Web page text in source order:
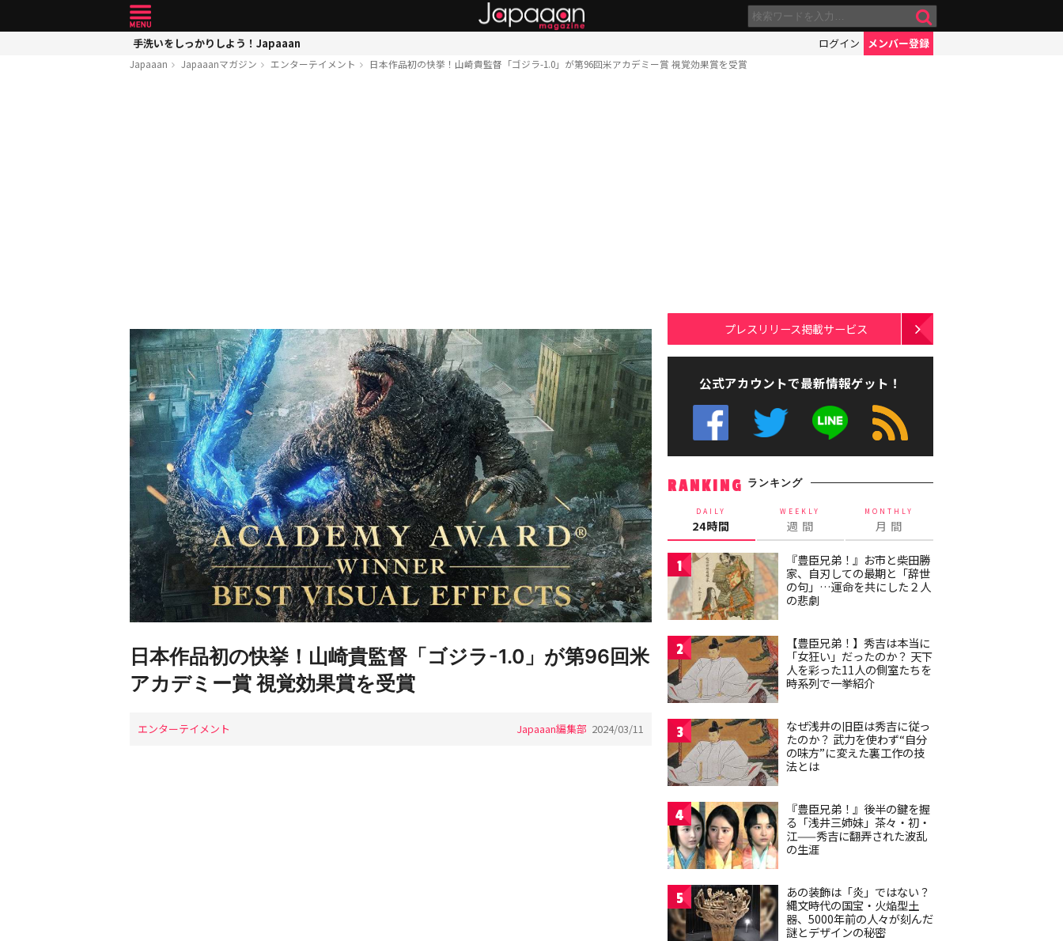
手洗いをしっかりしよう！Japaaan ログイン メンバー登録
Japaaan Japaaanマガジン エンターテイメント 日本作品初の快挙！山崎貴監督「ゴジラ-1.0」が第96回米アカデミー賞 視覚効果賞を受賞
日本作品初の快挙！山崎貴監督「ゴジラ-1.0」が第96回米
アカデミー賞 視覚効果賞を受賞
エンターテイメント Japaaan編集部 2024/03/11
プレスリリース掲載サービス
公式アカウントで最新情報ゲット！
RANKING ランキング
DAILY
24時間
WEEKLY
週 間
MONTHLY
月 間
1
『豊臣兄弟！』お市と柴田勝
家、自刃しての最期と「辞世
の句」…運命を共にした２人
の悲劇
2
【豊臣兄弟！】秀吉は本当に
「女狂い」だったのか？ 天下
人を彩った11人の側室たちを
時系列で一挙紹介
3
なぜ浅井の旧臣は秀吉に従っ
たのか？ 武力を使わず“自分
の味方”に変えた裏工作の技
法とは
4
『豊臣兄弟！』後半の鍵を握
る「浅井三姉妹」茶々・初・
江——秀吉に翻弄された波乱
の生涯
5
あの装飾は「炎」ではない？
縄文時代の国宝・火焔型土
器、5000年前の人々が刻んだ
謎とデザインの秘密